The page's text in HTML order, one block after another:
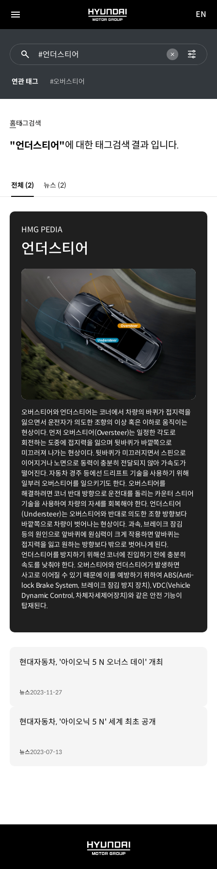
전체
HYUNDAI
MOTOR
이동
EN
연관 태그 #오버스티어
홈태그검색
"언더스티어"에 대한 태그검색 결과 입니다.
전체 (2) 뉴스 (2)
HMG PEDIA
언더스티어
오버스티어와 언더스티어는 코너에서 차량의 바퀴가 접지력을
잃으면서 운전자가 의도한 조향의 이상 혹은 이하로 움직이는
현상이다. 먼저 오버스티어(Oversteer)는 일정한 각도로
회전하는 도중에 접지력을 잃으며 뒷바퀴가 바깥쪽으로
미끄러져 나가는 현상이다. 뒷바퀴가 미끄러지면서 스핀으로
이어지거나 노면으로 동력이 충분히 전달되지 않아 가속도가
떨어진다. 자동차 경주 등에선 드리프트 기술을 사용하기 위해
일부러 오버스티어를 일으키기도 한다. 오버스티어를
해결하려면 코너 반대 방향으로 운전대를 돌리는 카운터 스티어
기술을 사용하여 차량의 자세를 회복해야 한다. 언더스티어
(Understeer)는 오버스티어와 반대로 의도한 조향 방향보다
바깥쪽으로 차량이 벗어나는 현상이다. 과속, 브레이크 잠김
등의 원인으로 앞바퀴에 원심력이 크게 작용하면 앞바퀴는
접지력을 잃고 원하는 방향보다 밖으로 벗어나게 된다.
언더스티어를 방지하기 위해선 코너에 진입하기 전에 충분히
속도를 낮춰야 한다. 오버스티어와 언더스티어가 발생하면
사고로 이어질 수 있기 때문에 이를 예방하기 위하여 ABS(Anti-
lock Brake System, 브레이크 잠김 방지 장치), VDC(Vehicle
Dynamic Control, 차체자세제어장치)와 같은 안전 기능이
탑재된다.
현대자동차, '아이오닉 5 N 오너스 데이' 개최
뉴스2023-11-27
현대자동차, '아이오닉 5 N' 세계 최초 공개
뉴스2023-07-13
HYUNDAI